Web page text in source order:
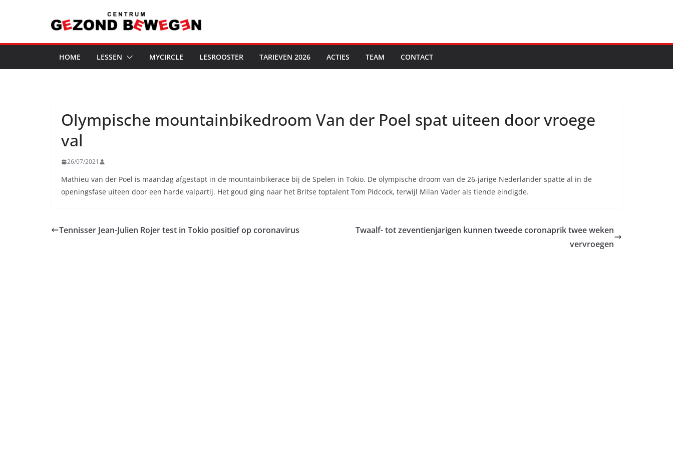
inhoud
HOME LESSEN MYCIRCLE LESROOSTER TARIEVEN 2026 ACTIES TEAM CONTACT
Olympische mountainbikedroom Van der Poel spat uiteen door vroege
val
26/07/2021
Mathieu van der Poel is maandag afgestapt in de mountainbikerace bij de Spelen in Tokio. De olympische droom van de 26-jarige Nederlander spatte al in de
openingsfase uiteen door een harde valpartij. Het goud ging naar het Britse toptalent Tom Pidcock, terwijl Milan Vader als tiende eindigde.
Tennisser Jean-Julien Rojer test in Tokio positief op coronavirus
Twaalf- tot zeventienjarigen kunnen tweede coronaprik twee weken
vervroegen